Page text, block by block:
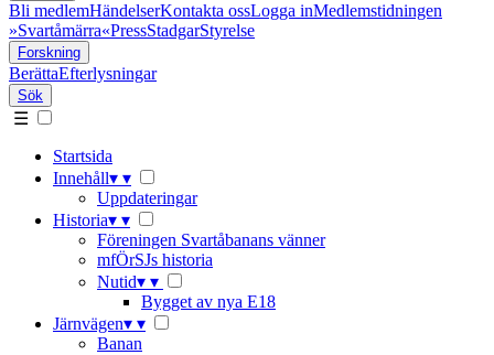
Bli medlemHändelserKontakta ossLogga inMedlemstidningen
»Svartåmärra«PressStadgarStyrelse
Forskning
BerättaEfterlysningar
Sök
☰
Startsida
Innehåll▾ ▾
Uppdateringar
Historia▾ ▾
Föreningen Svartåbanans vänner
mfÖrSJs historia
Nutid▾ ▾
Bygget av nya E18
Järnvägen▾ ▾
Banan